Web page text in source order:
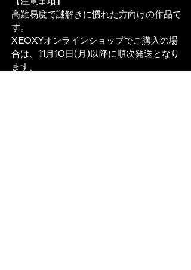
高難易度で謎解きに慣れた方向けの作品で
す。
XEOXYオンラインショップでご購入の場
合は、11月10日(月)以降に順次発送となり
ます。